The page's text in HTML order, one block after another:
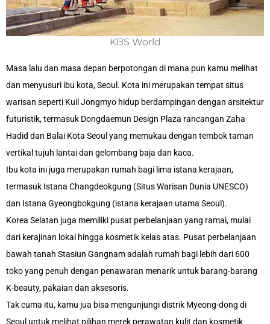
KBS World
Masa lalu dan masa depan berpotongan di mana pun kamu melihat
dan menyusuri ibu kota, Seoul. Kota ini merupakan tempat situs
warisan seperti Kuil Jongmyo hidup berdampingan dengan arsitektur
futuristik, termasuk Dongdaemun Design Plaza rancangan Zaha
Hadid dan Balai Kota Seoul yang memukau dengan tembok taman
vertikal tujuh lantai dan gelombang baja dan kaca.
Ibu kota ini juga merupakan rumah bagi lima istana kerajaan,
termasuk Istana Changdeokgung (Situs Warisan Dunia UNESCO)
dan Istana Gyeongbokgung (istana kerajaan utama Seoul).
Korea Selatan juga memiliki pusat perbelanjaan yang ramai, mulai
dari kerajinan lokal hingga kosmetik kelas atas. Pusat perbelanjaan
bawah tanah Stasiun Gangnam adalah rumah bagi lebih dari 600
toko yang penuh dengan penawaran menarik untuk barang-barang
K-beauty, pakaian dan aksesoris.
Tak cuma itu, kamu jua bisa mengunjungi distrik Myeong-dong di
Seoul untuk melihat pilihan merek perawatan kulit dan kosmetik